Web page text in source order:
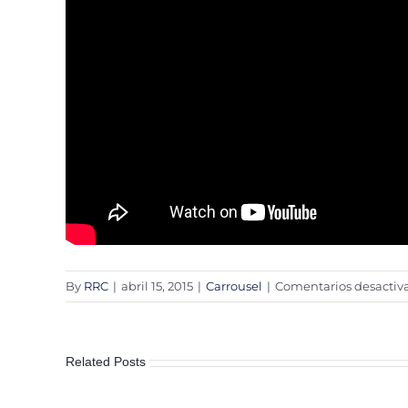
By RRC | abril 15, 2015 | Carrousel | Comentarios
Related Posts